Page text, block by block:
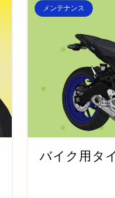
メンテナンス
バイク用タ